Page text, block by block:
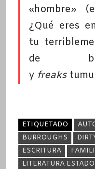
«hombre»
¿Qué eres
tu
de
y freaks
ETIQUETADO
BURROUGHS
ESCRITURA
LITERATURA